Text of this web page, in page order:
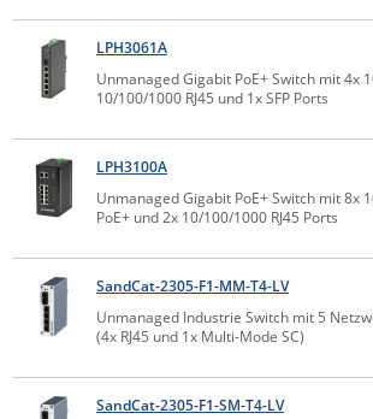
Enginko - mcf88
Fokus Technologies
Gefen
Gude
Guntermann & Drunck
High Sec Labs
Icron
IEC Lock
Kerlink
LPH3061A
Unmanaged Gigabit PoE+ Switch mit 4x
10/100/1000 RJ45 und 1x SFP Ports
LPH3100A
Unmanaged Gigabit PoE+ Switch mit 8x
PoE+ und 2x 10/100/1000 RJ45 Ports
SandCat-2305-F1-MM-T4-LV
Unmanaged Industrie Switch mit 5
(4x RJ45 und 1x Multi-Mode SC)
SandCat-2305-F1-SM-T4-LV